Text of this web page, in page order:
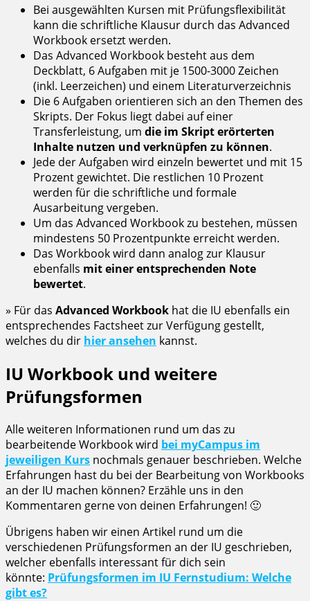
Bei ausgewählten Kursen mit Prüfungsflexibilität
kann die schriftliche Klausur durch das Advanced
Workbook ersetzt werden.
Das Advanced Workbook besteht aus dem
Deckblatt, 6 Aufgaben mit je 1500-3000 Zeichen
(inkl. Leerzeichen) und einem Literaturverzeichnis
Die 6 Aufgaben orientieren sich an den Themen des
Skripts. Der Fokus liegt dabei auf einer
Transferleistung, um die im Skript erörterten
Inhalte nutzen und verknüpfen zu können.
Jede der Aufgaben wird einzeln bewertet und mit 15
Prozent gewichtet. Die restlichen 10 Prozent
werden für die schriftliche und formale
Ausarbeitung vergeben.
Um das Advanced Workbook zu bestehen, müssen
mindestens 50 Prozentpunkte erreicht werden.
Das Workbook wird dann analog zur Klausur
ebenfalls mit einer entsprechenden Note
bewertet.
» Für das Advanced Workbook hat die IU ebenfalls ein
entsprechendes Factsheet zur Verfügung gestellt,
welches du dir hier ansehen kannst.
IU Workbook und weitere
Prüfungsformen
Alle weiteren Informationen rund um das zu
bearbeitende Workbook wird bei myCampus im
jeweiligen Kurs nochmals genauer beschrieben. Welche
Erfahrungen hast du bei der Bearbeitung von Workbooks
an der IU machen können? Erzähle uns in den
Kommentaren gerne von deinen Erfahrungen! 🙂
Übrigens haben wir einen Artikel rund um die
verschiedenen Prüfungsformen an der IU geschrieben,
welcher ebenfalls interessant für dich sein
könnte: Prüfungsformen im IU Fernstudium: Welche
gibt es?